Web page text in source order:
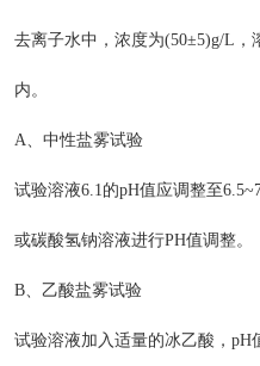
去离子水中，浓度为(50±5)g/L，
内。
A、中性盐雾试验
试验溶液6.1的pH值应调整至
或碳酸氢钠溶液进行PH值调整。
B、乙酸盐雾试验
试验溶液加入适量的冰乙酸，pH